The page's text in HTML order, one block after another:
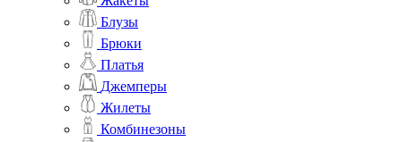
Блузы
Брюки
Платья
Джемперы
Жилеты
Комбинезоны